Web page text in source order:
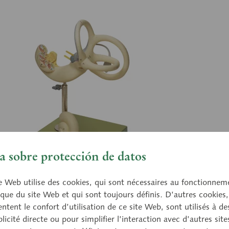
x 18 env., en SOMSO-Plast®. Canal
sup. et vestibule ouverts permettant de
sobre protección de datos
Web utilise des cookies, qui sont nécessaires au
du site Web et qui sont toujours définis. D’autres
le confort d’utilisation de ce site Web, sont utilisés à
directe ou pour simplifier l’interaction avec d’autres